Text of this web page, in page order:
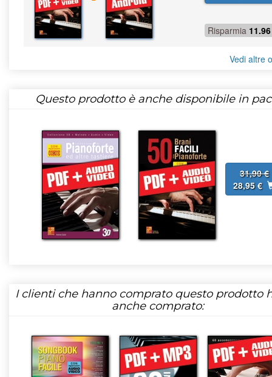
Risparmia 11.96
Vedi altre
Questo prodotto è anche disponibile in
31,90 €
28,95 €
I clienti che hanno comprato questo prodotto
anche comprato: